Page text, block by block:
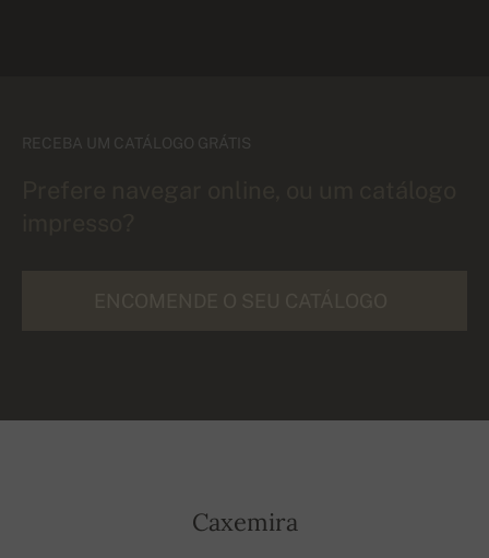
RECEBA UM CATÁLOGO GRÁTIS
Caxemira